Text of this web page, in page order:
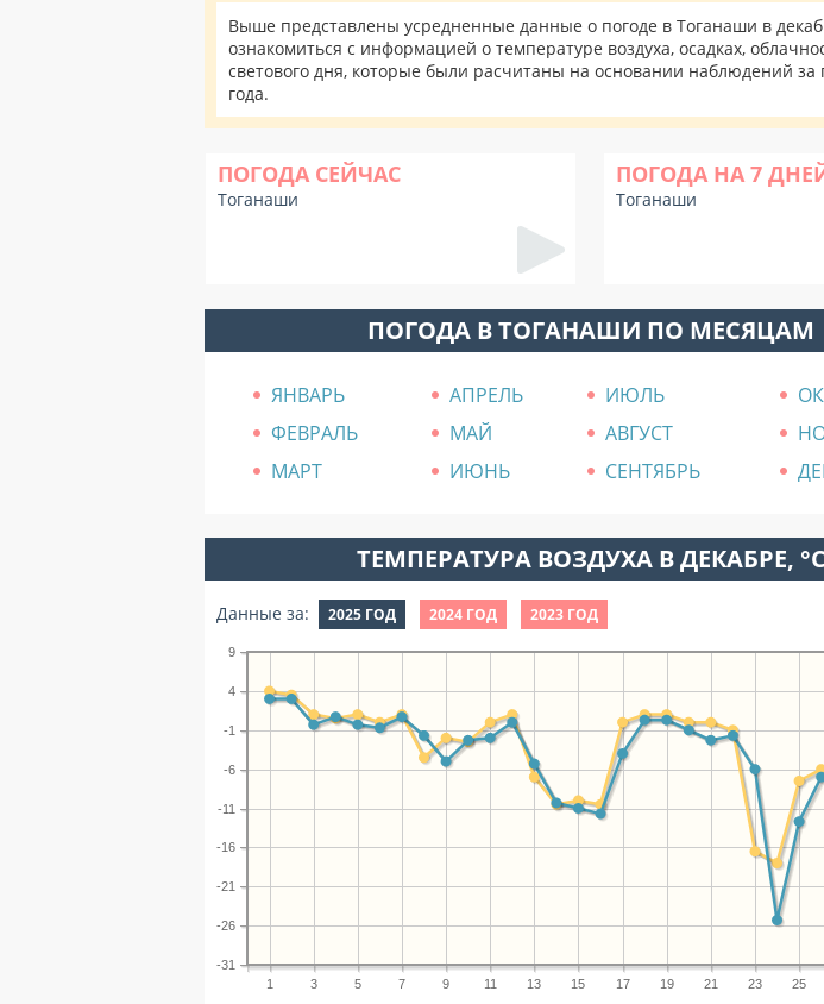
Выше представлены усредненные данные о погоде в Тоганаши в
ознакомиться с информацией о температуре воздуха, осадках,
светового дня, которые были расчитаны на основании наблюдений за
года.
ПОГОДА СЕЙЧАС
Тоганаши
ПОГОДА НА 7
Тоганаши
ПОГОДА В ТОГАНАШИ ПО МЕСЯЦАМ
ЯНВАРЬ АПРЕЛЬ ИЮЛЬ
ФЕВРАЛЬ
МАЙ АВГУСТ
МАРТ
ИЮНЬ СЕНТЯБРЬ
ТЕМПЕРАТУРА ВОЗДУХА В ДЕКАБРЕ, °C
Данные за: 2025 ГОД 2024 ГОД 2023 ГОД
1 3 5 7 9 11 13 15 17 19 21 23 25
-31
-26
-21
-16
-11
-6
-1
4
9